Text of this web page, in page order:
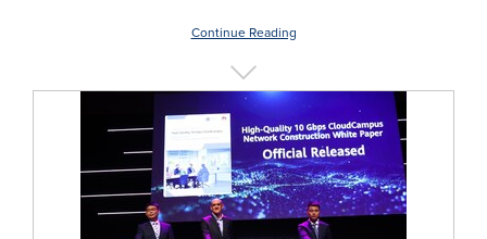
Continue Reading